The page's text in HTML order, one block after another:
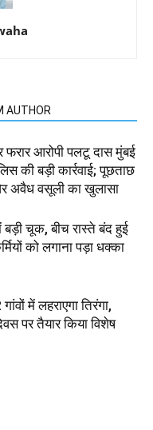
AUTHOR
आरोपी पलटू दास मुंबई
की बड़ी कार्रवाई; पूछताछ
वसूली का खुलासा
बड़ी चूक, बीच रास्ते बंद हुई
को लगाना पड़ा धक्का
में लहराएगा तिरंगा,
पर तैयार किया विशेष